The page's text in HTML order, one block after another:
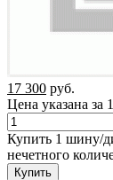
17 300 руб.
Цена указана за
Купить 1 шину/
нечетного
Купить